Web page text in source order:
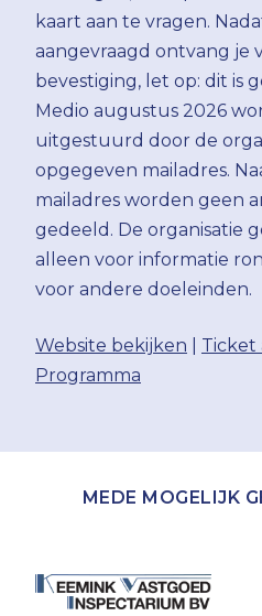
kaart aan te vragen.
aangevraagd ontvang je
bevestiging, let op: dit is
Medio augustus 2026
uitgestuurd door de
opgegeven mailadres.
mailadres worden geen
gedeeld. De organisatie
alleen voor informatie
voor andere doeleinden.
Website bekijken Ticket
Programma
MEDE MOGELIJK